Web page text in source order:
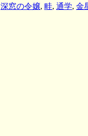
深窓の令嬢, 畦, 通学, 金